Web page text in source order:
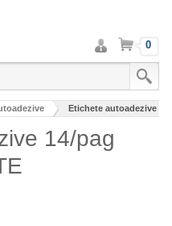
Intra
in
cont
Cos 0
Etichete autoadezive
14/pag